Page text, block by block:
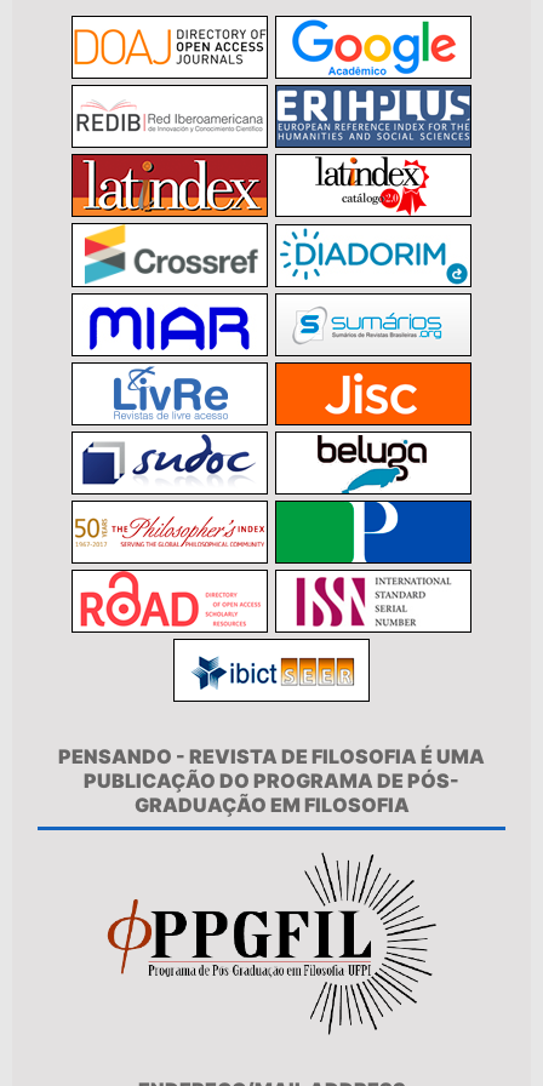
PENSANDO - REVISTA DE FILOSOFIA É UMA
PUBLICAÇÃO DO PROGRAMA DE PÓS-
GRADUAÇÃO EM FILOSOFIA